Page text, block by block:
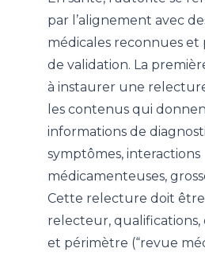
par l’alignement avec
médicales reconnues et
de validation. La
à instaurer une
les contenus qui
informations de
symptômes, interactions
médicamenteuses,
Cette relecture doit être
relecteur, qualifications,
et périmètre (“revue